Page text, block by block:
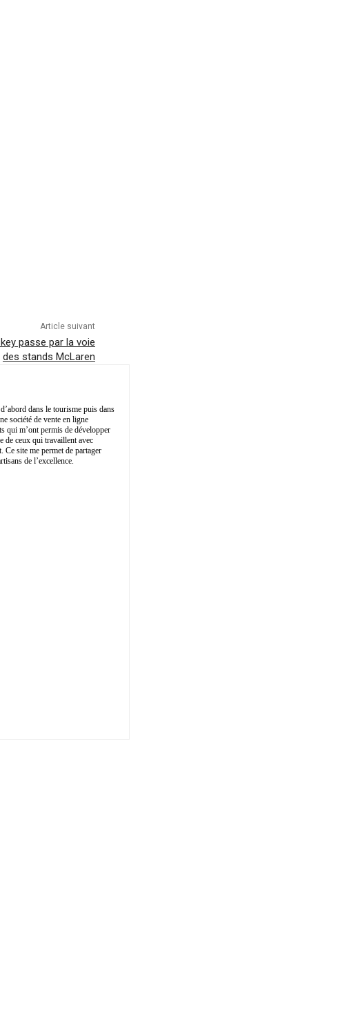
Article suivant
passe par la voie
des stands McLaren
dans le tourisme puis dans
société de vente en ligne
qui m’ont permis de développer
de ceux qui travaillent avec
Ce site me permet de partager
de l’excellence.